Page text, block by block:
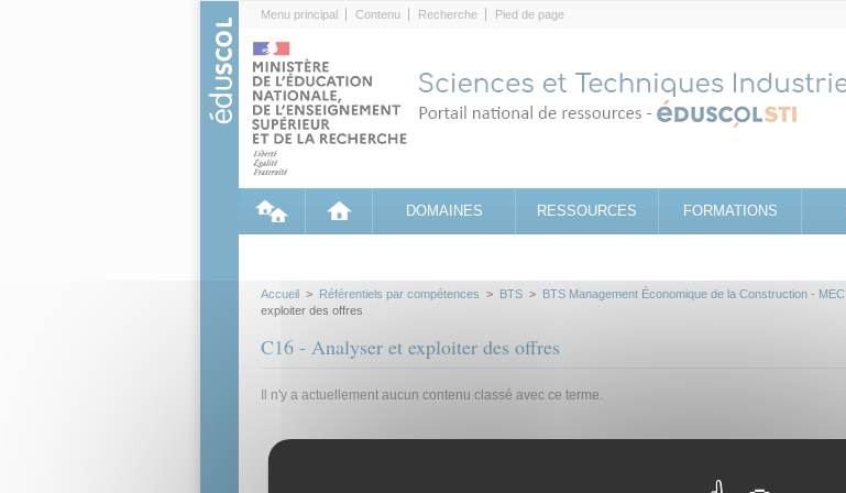
Menu principal Contenu Recherche Pied de page
DOMAINES RESSOURCES FORMATIONS
Accueil > Référentiels par compétences > BTS > BTS Management Économique de la Construction - MEC
exploiter des offres
C16 - Analyser et exploiter des offres
Il n'y a actuellement aucun contenu classé avec ce terme.